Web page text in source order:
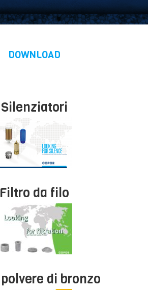
DOWNLOAD
Silenziatori
Filtro da filo
di bronzo